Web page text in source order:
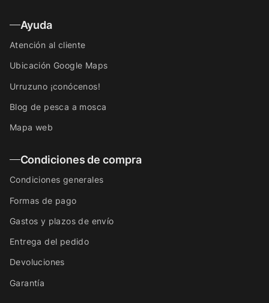
Ayuda
Atención al cliente
Ubicación Google Maps
Urruzuno ¡conócenos!
Blog de pesca a mosca
Mapa web
Condiciones de compra
Condiciones generales
Formas de pago
Gastos y plazos de envío
Entrega del pedido
Devoluciones
Garantía